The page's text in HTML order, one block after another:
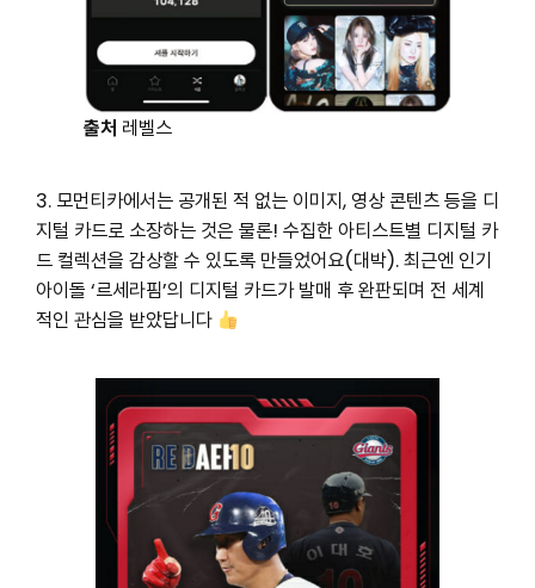
출처 레벨스
3. 모먼티카에서는 공개된 적 없는 이미지, 영상 콘텐츠 등을 디
지털 카드로 소장하는 것은 물론! 수집한 아티스트별 디지털 카
드 컬렉션을 감상할 수 있도록 만들었어요(대박). 최근엔 인기
아이돌 ‘르세라핌’의 디지털 카드가 발매 후 완판되며 전 세계
적인 관심을 받았답니다